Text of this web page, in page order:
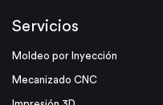
Servicios
Moldeo por Inyección
Mecanizado CNC